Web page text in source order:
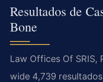
Resultados de
Bone
Law Offices Of SRIS,
wide 4,739